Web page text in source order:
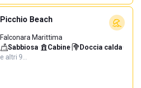
Picchio Beach
Falconara Marittima
Sabbiosa· Cabine· Doccia calda·
e altri 9…